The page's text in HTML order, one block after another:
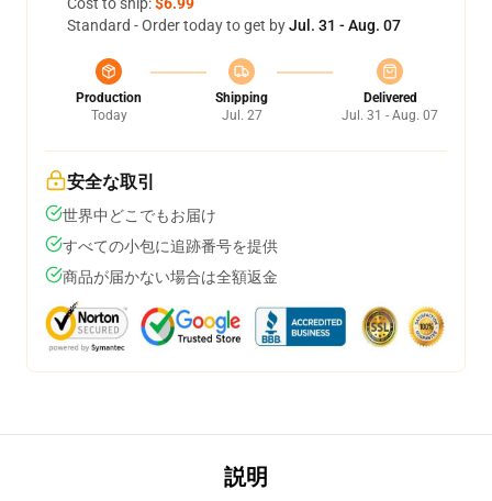
Standard - Order today to get byJul. 31 - Aug. 07
Production
Today
Shipping
Jul. 27
Delivered
Jul. 31 - Aug. 07
安全な取引
世界中どこでもお届け
すべての小包に追跡番号を提供
商品が届かない場合は全額返金
説明